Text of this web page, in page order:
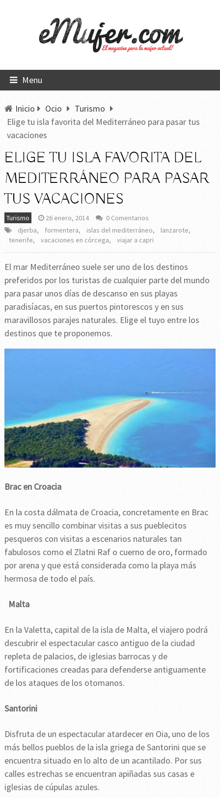
Menu
Inicio Ocio
Turismo
Elige tu isla favorita del Mediterráneo para pasar tus
vacaciones
ELIGE TU ISLA FAVORITA DEL
MEDITERRÁNEO PARA PASAR
TUS VACACIONES
Turismo 26 enero, 2014
0 Comentarios
djerba, formentera, islas del mediterráneo, lanzarote,
tenerife, vacaciones en córcega, viajar a capri
El mar Mediterráneo suele ser uno de los destinos
preferidos por los turistas de cualquier parte del mundo
para pasar unos días de descanso en sus playas
paradisíacas, en sus puertos pintorescos y en sus
maravillosos parajes naturales. Elige el tuyo entre los
destinos que te proponemos.
Brac en Croacia
En la costa dálmata de Croacia, concretamente en Brac
es muy sencillo combinar visitas a sus pueblecitos
pesqueros con visitas a escenarios naturales tan
fabulosos como el Zlatni Raf o cuerno de oro, formado
por arena y que está considerada como la playa más
hermosa de todo el país.
Malta
En la Valetta, capital de la isla de Malta, el viajero podrá
descubrir el espectacular casco antiguo de la ciudad
repleta de palacios, de iglesias barrocas y de
fortificaciones creadas para defenderse antiguamente
de los ataques de los otomanos.
Santorini
Disfruta de un espectacular atardecer en Oia, uno de los
más bellos pueblos de la isla griega de Santorini que se
encuentra situado en lo alto de un acantilado. Por sus
calles estrechas se encuentran apiñadas sus casas e
iglesias de cúpulas azules.